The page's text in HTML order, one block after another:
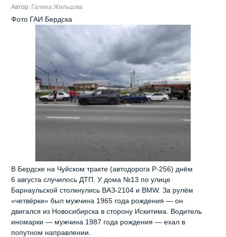
Автор: Галина Жильцова
Фото ГАИ Бердска
В Бердске на Чуйском тракте (автодорога Р‑256) днём
6 августа случилось ДТП. У дома №13 по улице
Барнаульской столкнулись ВАЗ‑2104 и BMW. За рулём
«четвёрки» был мужчина 1965 года рождения — он
двигался из Новосибирска в сторону Искитима. Водитель
иномарки — мужчина 1987 года рождения — ехал в
попутном направлении.